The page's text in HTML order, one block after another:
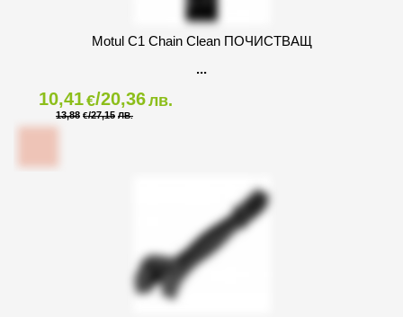
Motul C1 Chain Clean ПОЧИСТВАЩ
10,41€/20,36лв.
13,88 €/27,15 ЛВ.